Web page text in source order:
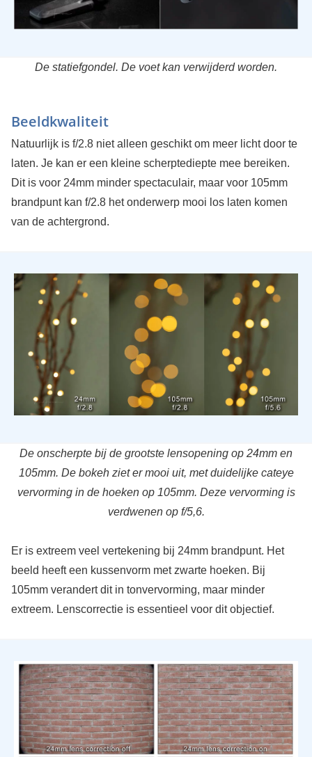
De statiefgondel. De voet kan verwijderd worden.
Beeldkwaliteit
Natuurlijk is f/2.8 niet alleen geschikt om meer licht door te
laten. Je kan er een kleine scherptediepte mee bereiken.
Dit is voor 24mm minder spectaculair, maar voor 105mm
brandpunt kan f/2.8 het onderwerp mooi los laten komen
van de achtergrond.
De onscherpte bij de grootste lensopening op 24mm en
105mm. De bokeh ziet er mooi uit, met duidelijke cateye
vervorming in de hoeken op 105mm. Deze vervorming is
verdwenen op f/5,6.
Er is extreem veel vertekening bij 24mm brandpunt. Het
beeld heeft een kussenvorm met zwarte hoeken. Bij
105mm verandert dit in tonvervorming, maar minder
extreem. Lenscorrectie is essentieel voor dit objectief.